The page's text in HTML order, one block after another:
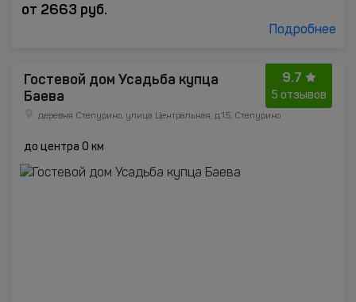
от 2663 руб.
Подробнее
9.7
5 отзывов
Гостевой дом Усадьба купца
Баева
деревня Степурино, улица Центральная, д.15, Степурино
до центра 0 км